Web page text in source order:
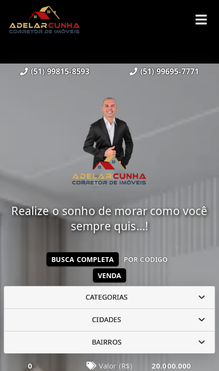
(51) 99815-8593 (51) 99695-7771
Realize o sonho de morar como você
sempre quis...!
VENDA
BUSCA COMPLETA POR CÓDIGO
CATEGORIAS
CIDADES
BAIRROS
0 Valor (R$) 20.000.000